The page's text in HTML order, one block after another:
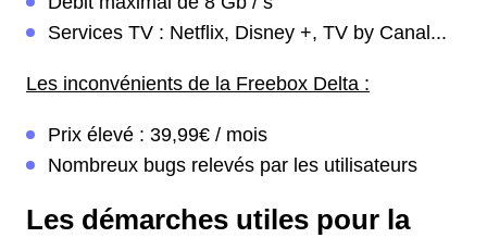
Services TV : Netflix, Disney +, TV by Canal...
Les inconvénients de la Freebox Delta :
Prix élevé : 39,99€ / mois
Nombreux bugs relevés par les utilisateurs
Les démarches utiles pour la